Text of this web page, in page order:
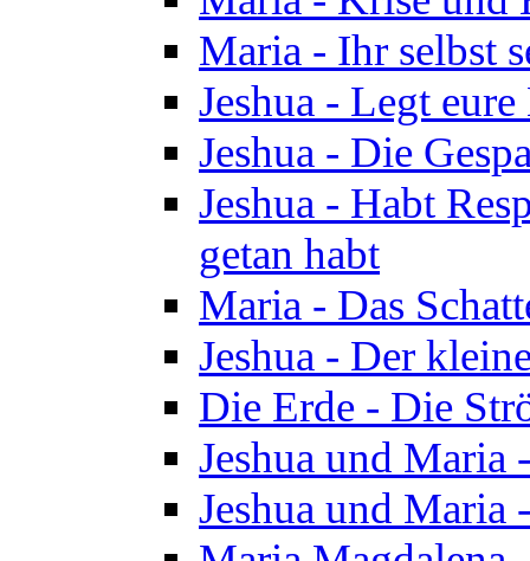
Maria - Ihr selbst
Jeshua - Legt
Jeshua - Die
Jeshua - Habt
getan habt
Maria - Das
Jeshua - Der
Die Erde - Die
Jeshua und Maria
Jeshua und Maria